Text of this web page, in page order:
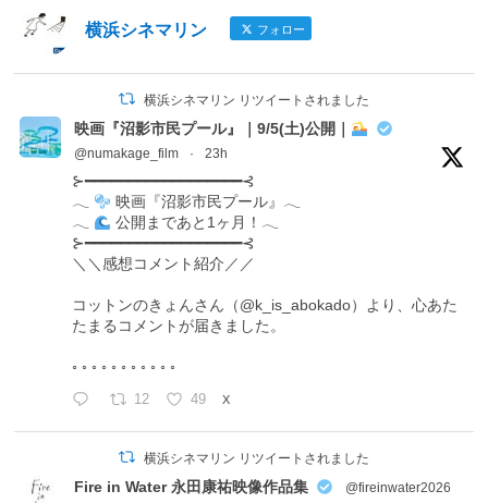
横浜シネマリン フォロー
横浜シネマリン リツイートされました
映画『沼影市民プール』｜9/5(土)公開｜
@numakage_film · 23h
⊱━━━━━━━━━━━━━━━━━━⊰
𓂃
映画『沼影市民プール』𓂃
𓂃
公開まであと1ヶ月！𓂃
⊱━━━━━━━━━━━━━━━━━━⊰
＼＼感想コメント紹介／／
コットンのきょんさん（@k_is_abokado）より、心あた
たまるコメントが届きました。
◦ ◦ ◦ ◦ ◦ ◦ ◦ ◦ ◦ ◦ ◦
12 49 X
横浜シネマリン リツイートされました
Fire in Water 永田康祐映像作品集
@fireinwater2026